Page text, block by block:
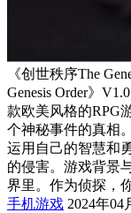
《创世秩序The
Genesis Order》
款欧美风格的RPG
个神秘事件的真相
运用自己的智慧和
的侵害。游戏背景
界里。作为侦探，
手机游戏 2024年04